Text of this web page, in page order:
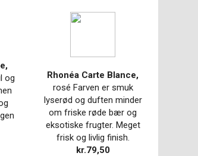
og
Rhonéa Carte Blance,
rosé Farven er smuk
lyserød og duften minder
om friske røde bær og
eksotiske frugter. Meget
frisk og livlig finish.
kr.79,50